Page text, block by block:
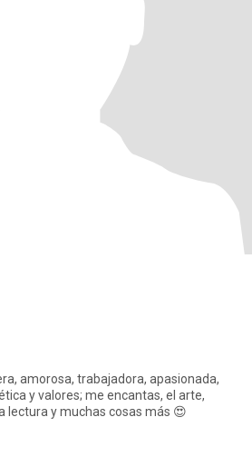
amorosa, trabajadora, apasionada,
y valores; me encantas, el arte,
lectura y muchas cosas más 😍